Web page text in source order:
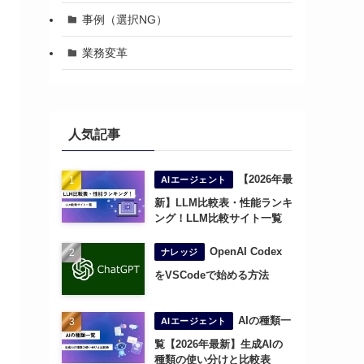
事例（選択NG）
業務変革
人気記事
AIエージェント
【2026年最
新】LLM比較表・性能ランキ
ング！LLM比較サイト一覧
ナレッジ
OpenAI Codex
をVSCodeで始める方法
AIエージェント
AIの種類一
覧【2026年最新】生成AIの
種類の使い分けと比較表